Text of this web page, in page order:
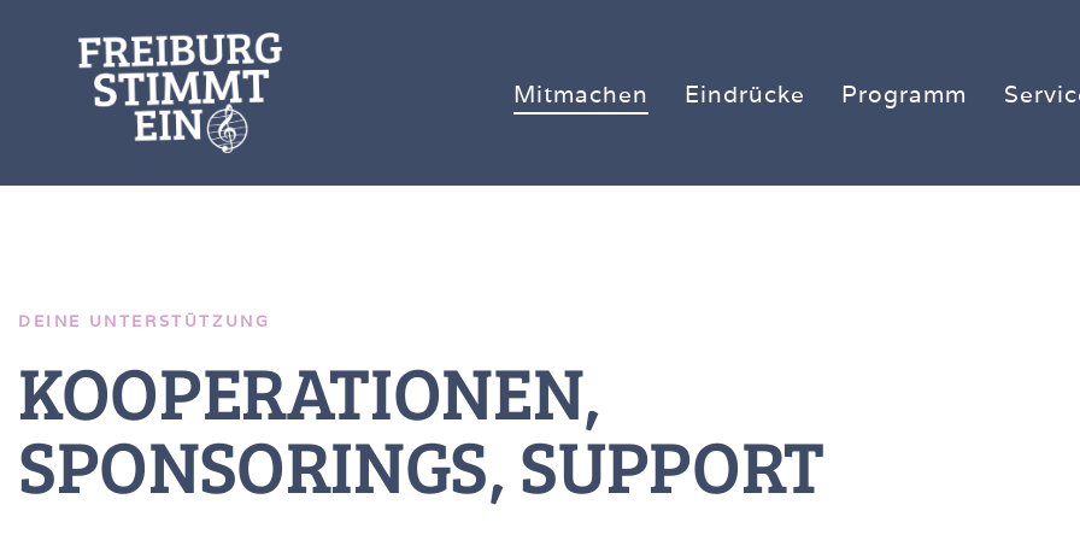
Mitmachen Eindrücke Programm
DEINE UNTERSTÜTZUNG
KOOPERATIONEN,
SPONSORINGS, SUPPORT